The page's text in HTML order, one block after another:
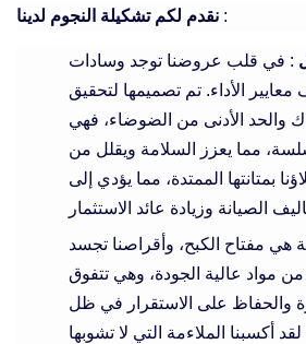
:
: في قلب عروضنا توجد وسادات
معايير الأداء. تم تصميمها لتحقيق
والحد الأدنى من الضوضاء، فهي
مما يعزز السلامة ويقلل من
بمتانتها الممتدة، مما يؤدي إلى
هي مفتاح الكبح، وأقراصنا تجسد
مواد عالية الجودة، وهي تتفوق
والحفاظ على الاستقرار في ظل
أكسبنا الملاءمة التي لا تشوبها